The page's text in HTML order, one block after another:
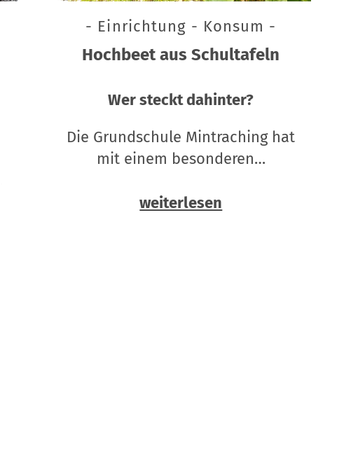
- Einrichtung - Konsum -
Hochbeet aus Schultafeln
Wer steckt dahinter?
Die Grundschule Mintraching hat
mit einem besonderen…
weiterlesen